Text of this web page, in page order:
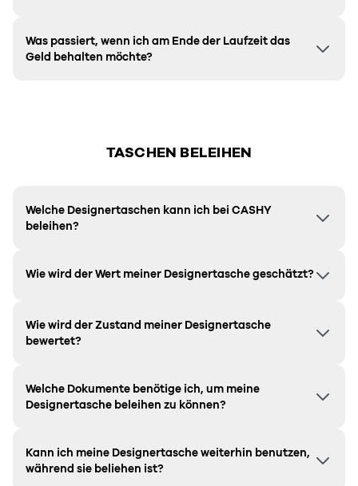
Was passiert, wenn ich am Ende der Laufzeit das
Geld behalten möchte?
TASCHEN BELEIHEN
Welche Designertaschen kann ich bei CASHY
beleihen?
Wie wird der Wert meiner Designertasche geschätzt?
Wie wird der Zustand meiner Designertasche
bewertet?
Welche Dokumente benötige ich, um meine
Designertasche beleihen zu können?
Kann ich meine Designertasche weiterhin benutzen,
während sie beliehen ist?